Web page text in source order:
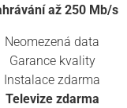
až 250 Mb/s
Neomezená data
Garance kvality
Instalace zdarma
Televize zdarma